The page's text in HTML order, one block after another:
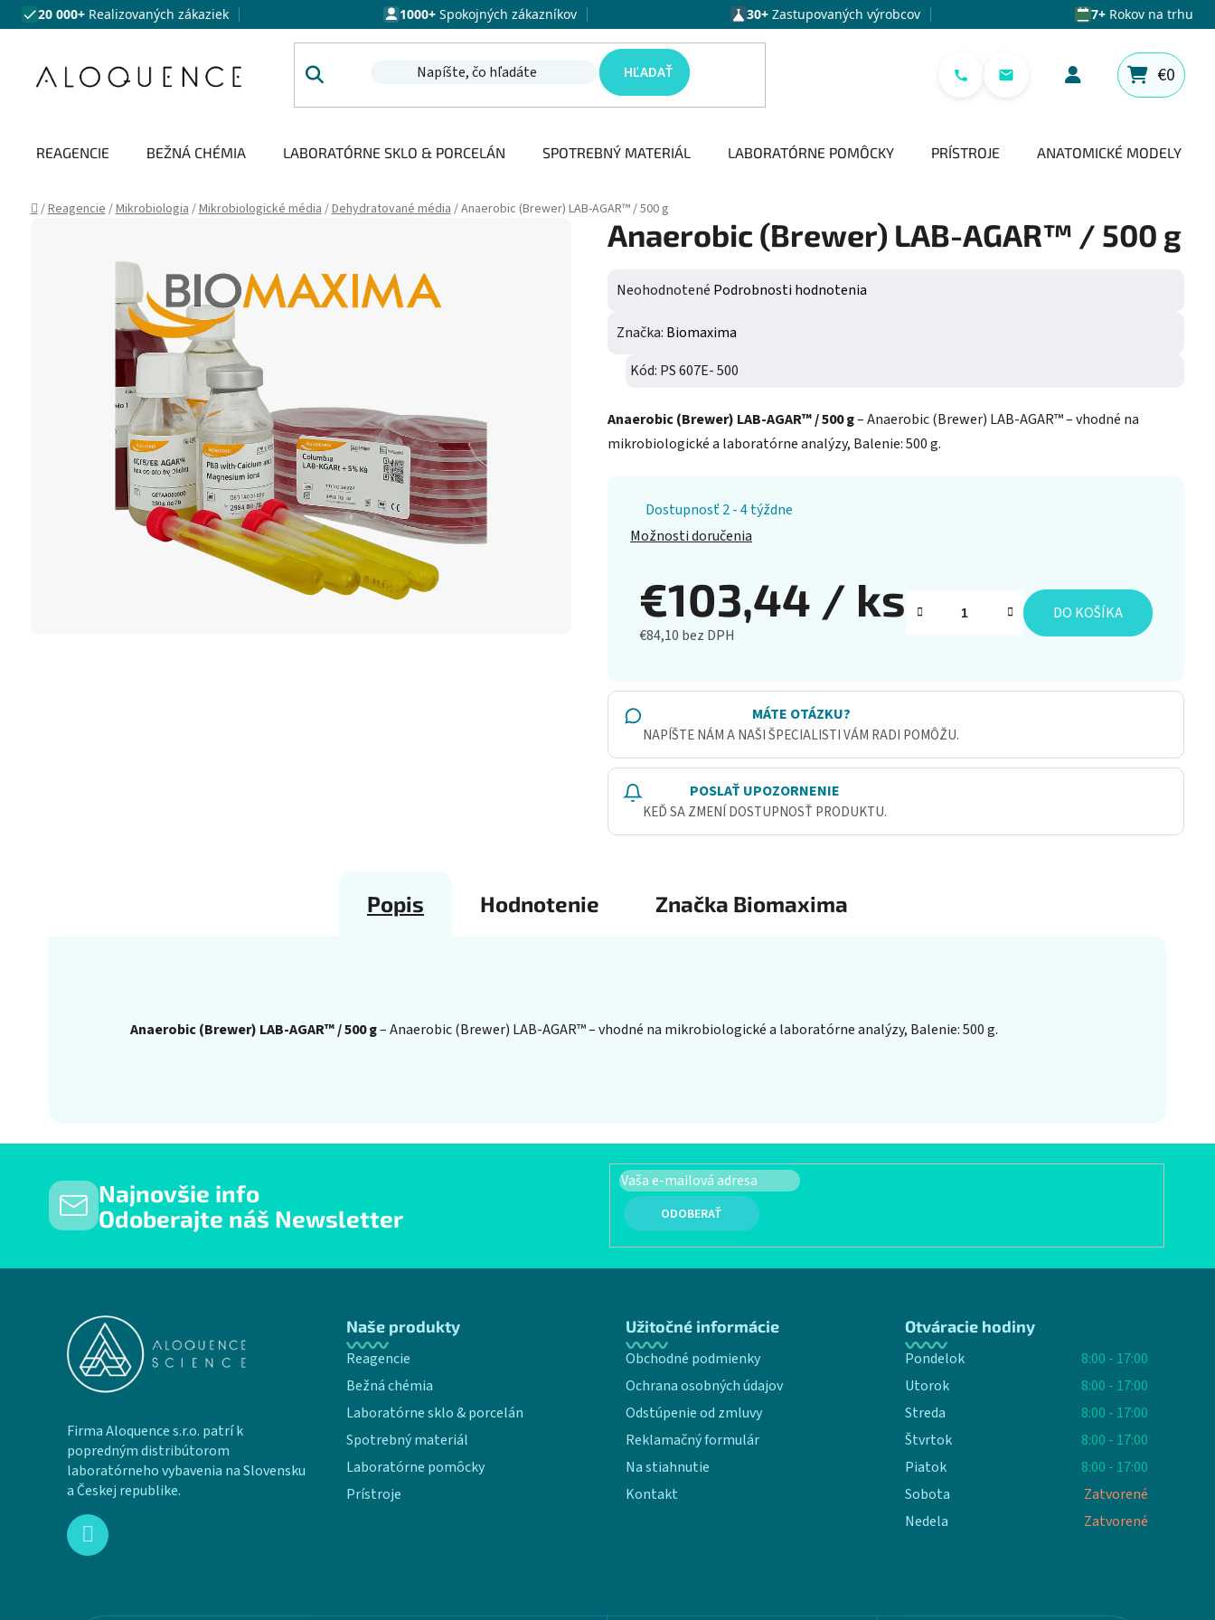
Prejsť na obsah
20 000+ Realizovaných zákaziek 1000+Spokojných zákazníkov 30+ Zastupovaných výrobcov 7+Rokov na trhu
HĽADAŤ
NÁKUPNÝ
€0
REAGENCIE BEŽNÁ CHÉMIA LABORATÓRNE SKLO & PORCELÁN SPOTREBNÝ MATERIÁL LABORATÓRNE POMÔCKY PRÍSTROJE ANATOMICKÉ MODELY
Domov
/Reagencie /Mikrobiologia /Mikrobiologické média /Dehydratované média /Anaerobic (Brewer) LAB-AGAR™ / 500 g
Anaerobic (Brewer) LAB-AGAR™ / 500 g
Priemerné hodnotenie produktu je 0,0 z 5 hviezdičiek.
Neohodnotené Podrobnosti hodnotenia
Značka: Biomaxima
Kód: PS 607E- 500
Anaerobic (Brewer) LAB-AGAR™ / 500 g– Anaerobic (Brewer) LAB-AGAR™ – vhodné na
mikrobiologické a laboratórne analýzy, Balenie: 500 g.
Dostupnosť 2 - 4 týždne
Možnosti doručenia
€103,44 / ks
€84,10 bez DPH
DO KOŠÍKA
MÁTE OTÁZKU?
NAPÍŠTE NÁM A NAŠI ŠPECIALISTI VÁM RADI POMÔŽU.
POSLAŤ UPOZORNENIE
KEĎ SA ZMENÍ DOSTUPNOSŤ PRODUKTU.
Popis Hodnotenie Značka Biomaxima
Anaerobic (Brewer) LAB-AGAR™ / 500 g– Anaerobic (Brewer) LAB-AGAR™ – vhodné na mikrobiologické a laboratórne analýzy, Balenie: 500 g.
Najnovšie info
Odoberajte náš Newsletter
PRIHLÁSIŤ SA
Firma Aloquence s.r.o. patrí k
popredným distribútorom
laboratórneho vybavenia na Slovensku
a Českej republike.
Naše produkty
Reagencie
Bežná chémia
Laboratórne sklo & porcelán
Spotrebný materiál
Laboratórne pomôcky
Prístroje
Užitočné informácie
Obchodné podmienky
Ochrana osobných údajov
Odstúpenie od zmluvy
Reklamačný formulár
Na stiahnutie
Kontakt
Otváracie hodiny
Pondelok
8:00 - 17:00
Utorok
8:00 - 17:00
Streda
8:00 - 17:00
Štvrtok
8:00 - 17:00
Piatok
8:00 - 17:00
Sobota
Zatvorené
Nedela
Zatvorené